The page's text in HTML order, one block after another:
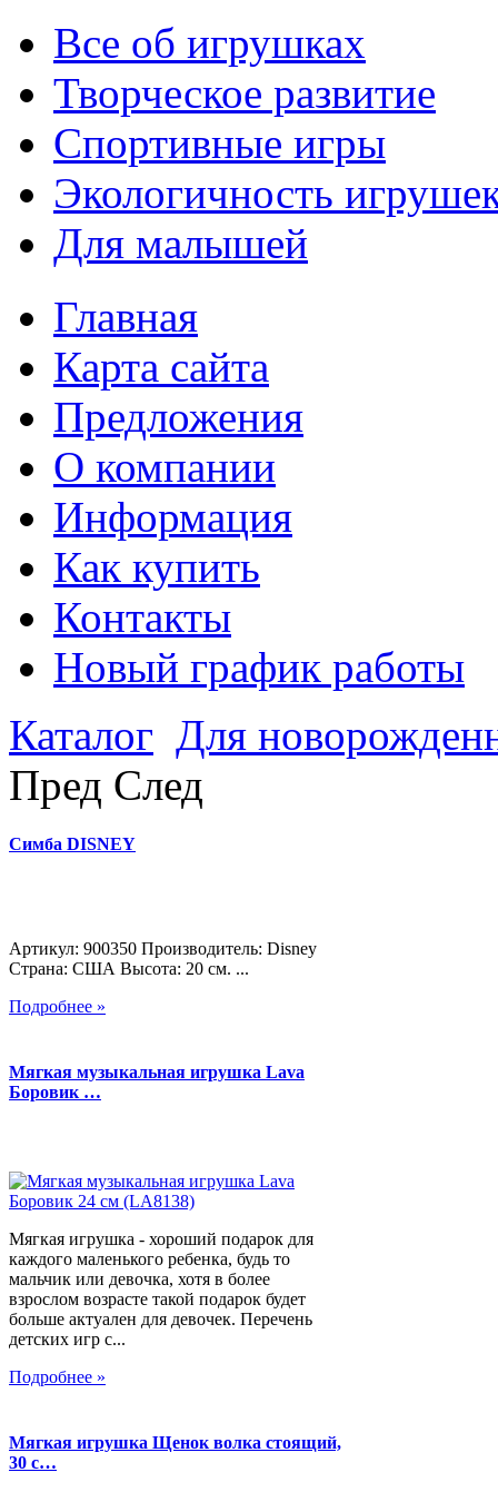
Все об игрушках
Творческое развитие
Спортивные игры
Экологичность
Для малышей
Главная
Карта сайта
Предложения
О компании
Информация
Как купить
Контакты
Новый график работы
Каталог Для
Пред След
Симба DISNEY
Артикул: 900350 Производитель: Disney
Страна: США Высота: 20 см. ...
Подробнее »
Мягкая музыкальная игрушка Lava
Боровик …
Мягкая игрушка - хороший подарок для
каждого маленького ребенка, будь то
мальчик или девочка, хотя в более
взрослом возрасте такой подарок будет
больше актуален для девочек. Перечень
детских игр с...
Подробнее »
Мягкая игрушка Щенок волка стоящий,
30 с…